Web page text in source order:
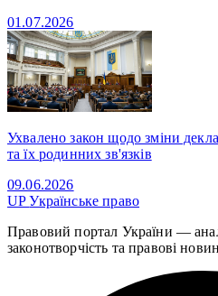
01.07.2026
Ухвалено закон щодо зміни
та їх родинних зв'язків
09.06.2026
UPУкраїнське право
Правовий портал України —
законотворчість та правові